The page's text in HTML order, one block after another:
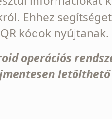
Ehhez
kódok nyújtanak.
operációs
letölthető